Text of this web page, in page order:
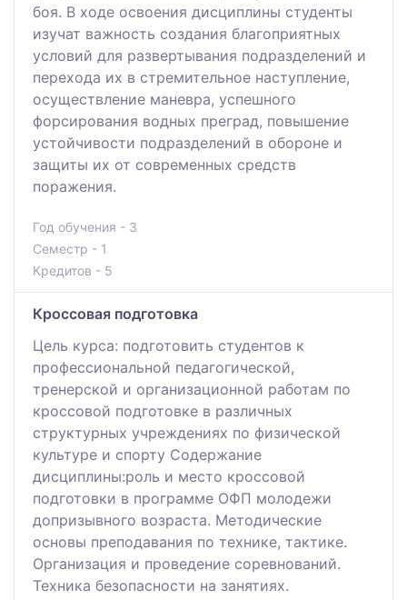
боя. В ходе освоения дисциплины студенты
изучат важность создания благоприятных
условий для развертывания подразделений и
перехода их в стремительное наступление,
осуществление маневра, успешного
форсирования водных преград, повышение
устойчивости подразделений в обороне и
защиты их от современных средств
поражения.
Год обучения - 3
Семестр - 1
Кредитов - 5
Кроссовая подготовка
Цель курса: подготовить студентов к
профессиональной педагогической,
тренерской и организационной работам по
кроссовой подготовке в различных
структурных учреждениях по физической
культуре и спорту Содержание
дисциплины:роль и место кроссовой
подготовки в программе ОФП молодежи
допризывного возраста. Методические
основы преподавания по технике, тактике.
Организация и проведение соревнований.
Техника безопасности на занятиях.